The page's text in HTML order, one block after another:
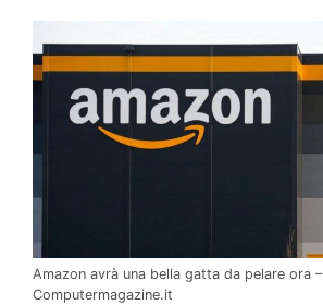
Amazon avrà una bella gatta da pelare ora –
Computermagazine.it